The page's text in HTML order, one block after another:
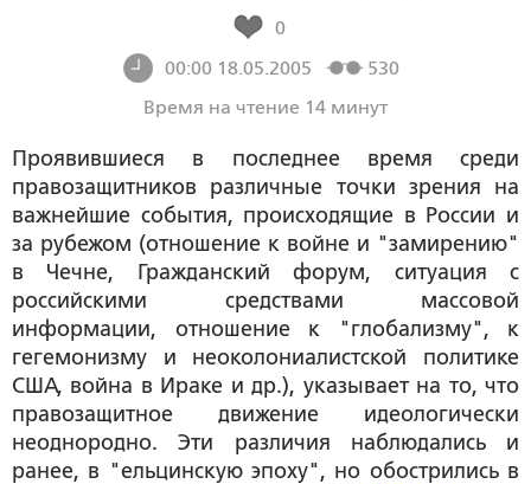
0
00:00 18.05.2005
530
Время на чтение 14 минут
Проявившиеся в последнее время среди
правозащитников различные точки зрения на
важнейшие события, происходящие в России и
за рубежом (отношение к войне и "замирению"
в Чечне, Гражданский форум, ситуация с
российскими средствами массовой
информации, отношение к "глобализму", к
гегемонизму и неоколониалистской политике
США, война в Ираке и др.), указывает на то, что
правозащитное движение идеологически
неоднородно. Эти различия наблюдались и
ранее, в "ельцинскую эпоху", но обострились в